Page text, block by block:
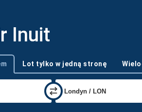
Inuit
Lot tylko w jedną stronę